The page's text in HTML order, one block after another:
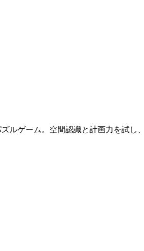
ルゲーム。空間認識と計画力を試し